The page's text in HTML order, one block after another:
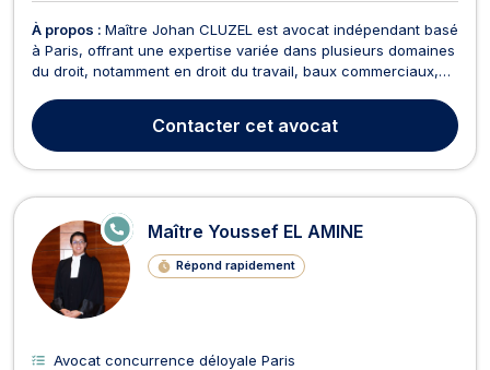
À propos : Maître Johan CLUZEL est avocat indépendant basé
à Paris, offrant une expertise variée dans plusieurs domaines
du droit, notamment en droit du travail, baux commerciaux,
droit civil, droit de l'immobilier, droit international, droit des
affaires, et droit des cont...
Contacter cet avocat
Maître Youssef EL AMINE
Répond rapidement
E
N
LI
G
N
E
Avocat concurrence déloyale Paris